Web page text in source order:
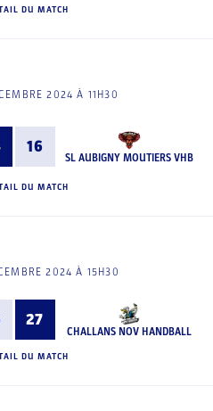
DU MATCH
2024 À 11H30
16
SL AUBIGNY MOUTIERS VHB
DU MATCH
2024 À 15H30
27
CHALLANS NOV HANDBALL
DU MATCH